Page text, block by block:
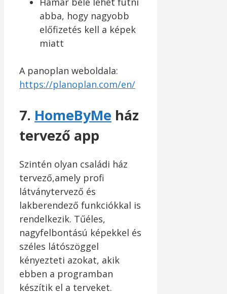
abba, hogy nagyobb
előfizetés kell a képek
miatt
A panoplan weboldala:
https://planoplan.com/en/
7. HomeByMe ház
tervező app
Szintén olyan családi ház
tervező,amely profi
látványtervező és
lakberendező funkciókkal is
rendelkezik. Tűéles,
nagyfelbontású képekkel és
széles látószöggel
kényezteti azokat, akik
ebben a programban
készítik el a terveket.